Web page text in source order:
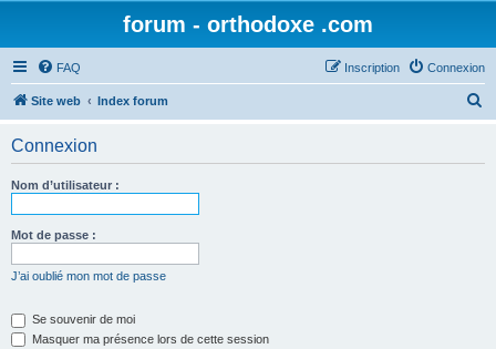
forum - orthodoxe .com
FAQ Connexion
Inscription
Site web Index forum
Connexion
Nom d’utilisateur :
Mot de passe :
J’ai oublié mon mot de passe
Se souvenir de moi
Masquer ma présence lors de cette session